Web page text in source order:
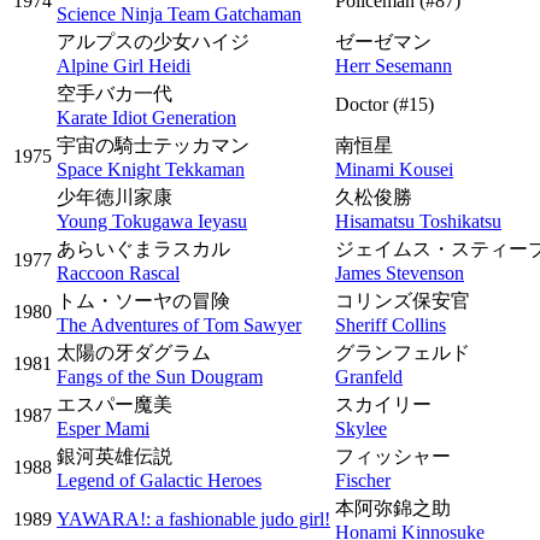
Science Ninja Team Gatchaman
アルプスの少女ハイジ
Alpine Girl Heidi
ゼーゼマン
Herr Sesemann
空手バカ一代
Karate Idiot Generation
Doctor(#15)
1975
宇宙の騎士テッカマン
Space Knight Tekkaman
南恒星
Minami Kousei
少年徳川家康
Young Tokugawa Ieyasu
久松俊勝
Hisamatsu Toshikatsu
1977
あらいぐまラスカル
Raccoon Rascal
ジェイムス・スティー
James Stevenson
1980
トム・ソーヤの冒険
The Adventures of Tom Sawyer
コリンズ保安官
Sheriff Collins
1981
太陽の牙ダグラム
Fangs of the Sun Dougram
グランフェルド
Granfeld
1987
エスパー魔美
Esper Mami
スカイリー
Skylee
1988
銀河英雄伝説
Legend of Galactic Heroes
フィッシャー
Fischer
1989 YAWARA!: a fashionable judo girl!
本阿弥錦之助
Honami Kinnosuke